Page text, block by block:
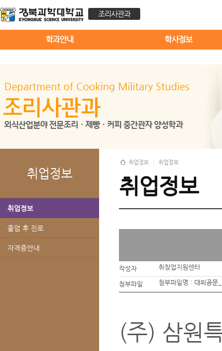
조리사관과
학과안내 학사정보
취업정보
취업정보
졸업 후 진로
자격증안내
취업정보 취업정보
취업정보
작성자 취창업지원센터
첨부파일 첨부파일명 : 대외공문
(주) 삼원